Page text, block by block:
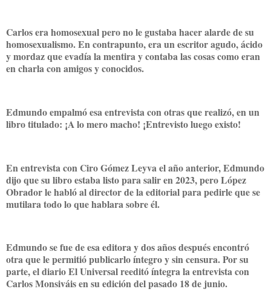
Carlos era homosexual pero no le gustaba hacer alarde de su
homosexualismo. En contrapunto, era un escritor agudo, ácido
y mordaz que evadía la mentira y contaba las cosas como eran
en charla con amigos y conocidos.
Edmundo empalmó esa entrevista con otras que realizó, en un
libro titulado: ¡A lo mero macho! ¡Entrevisto luego existo!
En entrevista con Ciro Gómez Leyva el año anterior, Edmundo
dijo que su libro estaba listo para salir en 2023, pero López
Obrador le habló al director de la editorial para pedirle que se
mutilara todo lo que hablara sobre él.
Edmundo se fue de esa editora y dos años después encontró
otra que le permitió publicarlo íntegro y sin censura. Por su
parte, el diario El Universal reeditó íntegra la entrevista con
Carlos Monsiváis en su edición del pasado 18 de junio.